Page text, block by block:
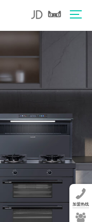
加盟热线